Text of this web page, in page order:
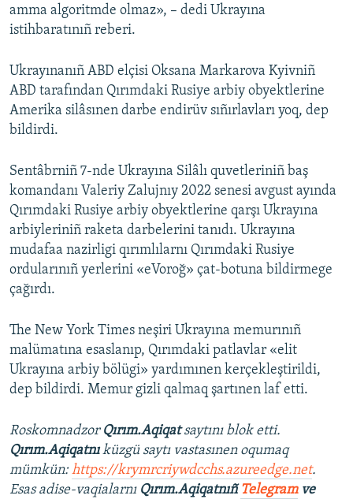
amma algoritmde olmaz», – dedi Ukrayına
istihbaratınıñ reberi.
Ukrayınanıñ ABD elçisi Oksana Markarova Kyivniñ
ABD tarafından Qırımdaki Rusiye arbiy obyektlerine
Amerika silâsınen darbe endirüv sıñırlavları yoq, dep
bildirdi.
Sentâbrniñ 7-nde Ukrayına Silâlı quvetleriniñ baş
komandanı Valeriy Zalujnıy 2022 senesi avgust ayında
Qırımdaki Rusiye arbiy obyektlerine qarşı Ukrayına
arbiyleriniñ raketa darbelerini tanıdı. Ukrayına
mudafaa nazirligi qırımlılarnı Qırımdaki Rusiye
ordularınıñ yerlerini «eVoroğ» çat-botuna bildirmege
çağırdı.
The New York Times neşiri Ukrayına memurınıñ
malümatına esaslanıp, Qırımdaki patlavlar «elit
Ukrayına arbiy bölügi» yardımınen kerçekleştirildi,
dep bildirdi. Memur gizli qalmaq şartınen laf etti.
Roskomnadzor Qırım.Aqiqatsaytını blok etti.
Qırım.Aqiqatnıküzgü saytı vastasınen oqumaq
mümkün:https://krymrcriywdcchs.azureedge.net.
Esas adise-vaqialarnı Qırım.Aqiqatnıñ Telegramve